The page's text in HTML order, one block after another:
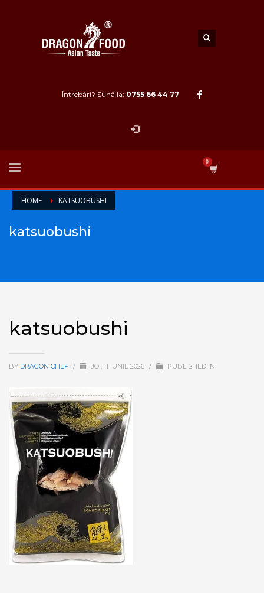
Întrebări? Sună la: 0755 66 44 77
HOME KATSUOBUSHI
katsuobushi
katsuobushi
BY DRAGON CHEF / JOI, 11 IUNIE 2026 / PUBLISHED IN